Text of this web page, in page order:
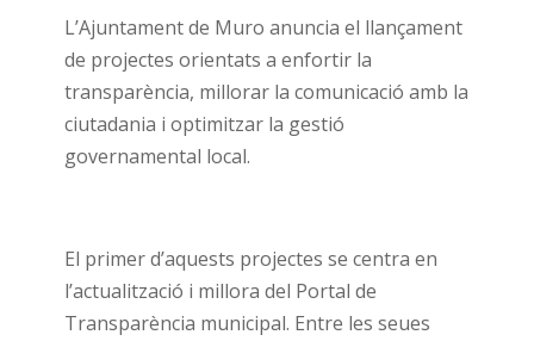
L’Ajuntament de Muro anuncia el llançament
de projectes orientats a enfortir la
transparència, millorar la comunicació amb la
ciutadania i optimitzar la gestió
governamental local.
El primer d’aquests projectes se centra en
l’actualització i millora del Portal de
Transparència municipal. Entre les seues